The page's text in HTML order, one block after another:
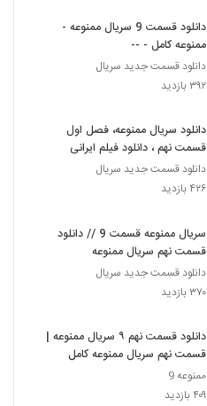
دانلود قسمت 9 سریال ممنوعه -
ممنوعه کامل - --
دانلود قسمت جدید سریال
۳۹۲ بازدید
دانلود سریال ممنوعه، فصل اول
قسمت نهم ، دانلود فیلم ایرانی
دانلود قسمت جدید سریال
۴۲۶ بازدید
سریال ممنوعه قسمت 9 // دانلود
قسمت نهم سریال ممنوعه
دانلود قسمت جدید سریال
۳۷۰ بازدید
دانلود قسمت نهم ۹ سریال ممنوعه |
قسمت نهم سریال ممنوعه کامل
ممنوعه 9
۴۰۹ بازدید